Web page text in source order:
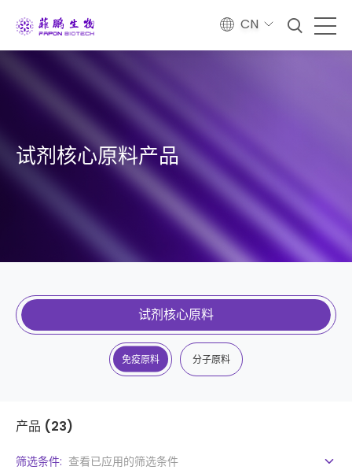
CN
试剂核心原料产品
试剂核心原料
免疫原料 分子原料
产品 (23)
筛选条件: 查看已应用的筛选条件